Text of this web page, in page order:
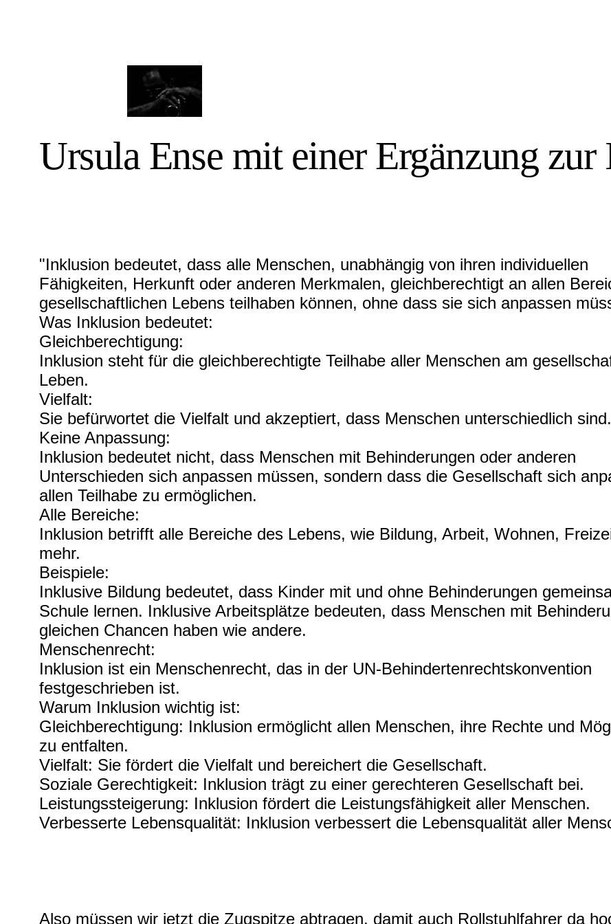
Ursula Ense mit einer Ergänzung
"Inklusion bedeutet, dass alle Menschen, unabhängig von ihren individuellen
Fähigkeiten, Herkunft oder anderen Merkmalen, gleichberechtigt an allen
gesellschaftlichen Lebens teilhaben können, ohne dass sie sich anpassen
Was Inklusion bedeutet:
Gleichberechtigung:
Inklusion steht für die gleichberechtigte Teilhabe aller Menschen am
Leben.
Vielfalt:
Sie befürwortet die Vielfalt und akzeptiert, dass Menschen unterschiedlich sind.
Keine Anpassung:
Inklusion bedeutet nicht, dass Menschen mit Behinderungen oder anderen
Unterschieden sich anpassen müssen, sondern dass die Gesellschaft sich
allen Teilhabe zu ermöglichen.
Alle Bereiche:
Inklusion betrifft alle Bereiche des Lebens, wie Bildung, Arbeit, Wohnen,
mehr.
Beispiele:
Inklusive Bildung bedeutet, dass Kinder mit und ohne Behinderungen
Schule lernen. Inklusive Arbeitsplätze bedeuten, dass Menschen mit
gleichen Chancen haben wie andere.
Menschenrecht:
Inklusion ist ein Menschenrecht, das in der UN-Behindertenrechtskonvention
festgeschrieben ist.
Warum Inklusion wichtig ist:
Gleichberechtigung: Inklusion ermöglicht allen Menschen, ihre Rechte und
zu entfalten.
Vielfalt: Sie fördert die Vielfalt und bereichert die Gesellschaft.
Soziale Gerechtigkeit: Inklusion trägt zu einer gerechteren Gesellschaft bei.
Leistungssteigerung: Inklusion fördert die Leistungsfähigkeit aller Menschen.
Verbesserte Lebensqualität: Inklusion verbessert die Lebensqualität aller
Also müssen wir jetzt die Zugspitze abtragen, damit auch Rollstuhlfahrer da